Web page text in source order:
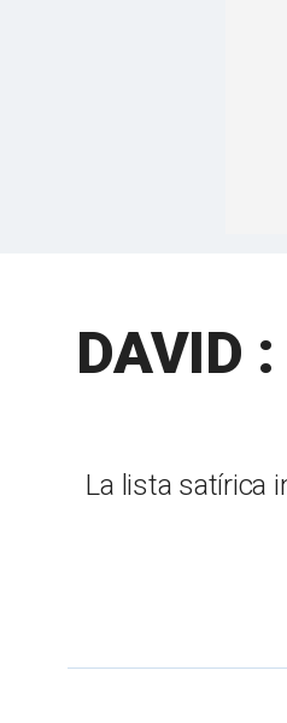
DAVID
La lista satírica